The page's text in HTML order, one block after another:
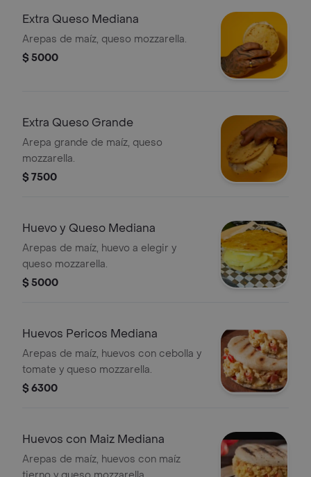
Extra Queso Mediana
Arepas de maíz, queso mozzarella.
$ 5000
Extra Queso Grande
Arepa grande de maíz, queso
mozzarella.
$ 7500
Huevo y Queso Mediana
Arepas de maíz, huevo a elegir y
queso mozzarella.
$ 5000
Huevos Pericos Mediana
Arepas de maíz, huevos con cebolla y
tomate y queso mozzarella.
$ 6300
Huevos con Maiz Mediana
Arepas de maíz, huevos con maíz